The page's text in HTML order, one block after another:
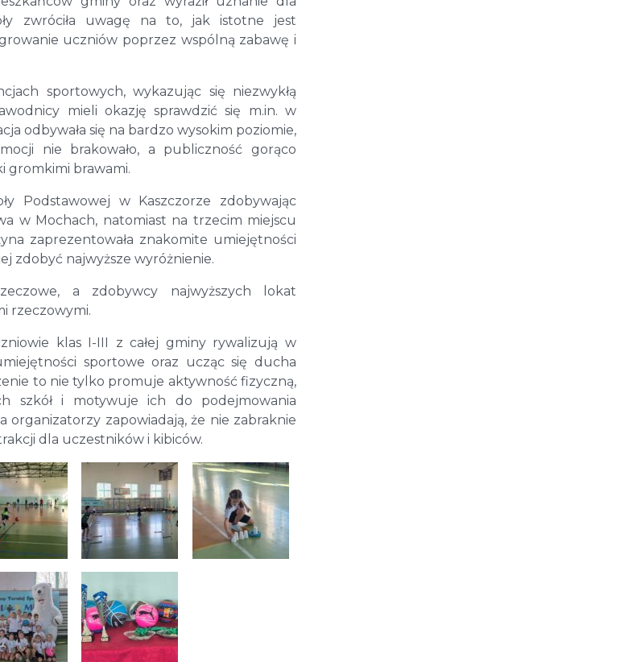
zwróciła uwagę na to, jak istotne jest
uczniów poprzez wspólną zabawę i
sportowych, wykazując się niezwykłą
mieli okazję sprawdzić się m.in. w
odbywała się na bardzo wysokim poziomie,
nie brakowało, a publiczność gorąco
gromkimi brawami.
Podstawowej w Kaszczorze zdobywając
w Mochach, natomiast na trzecim miejscu
zaprezentowała znakomite umiejętności
zdobyć najwyższe wyróżnienie.
a zdobywcy najwyższych lokat
rzeczowymi.
klas I-III z całej gminy rywalizują w
sportowe oraz ucząc się ducha
to nie tylko promuje aktywność fizyczną,
szkół i motywuje ich do podejmowania
zapowiadają, że nie zabraknie
dla uczestników i kibiców.